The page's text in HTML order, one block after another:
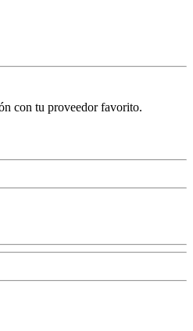
con tu proveedor favorito.